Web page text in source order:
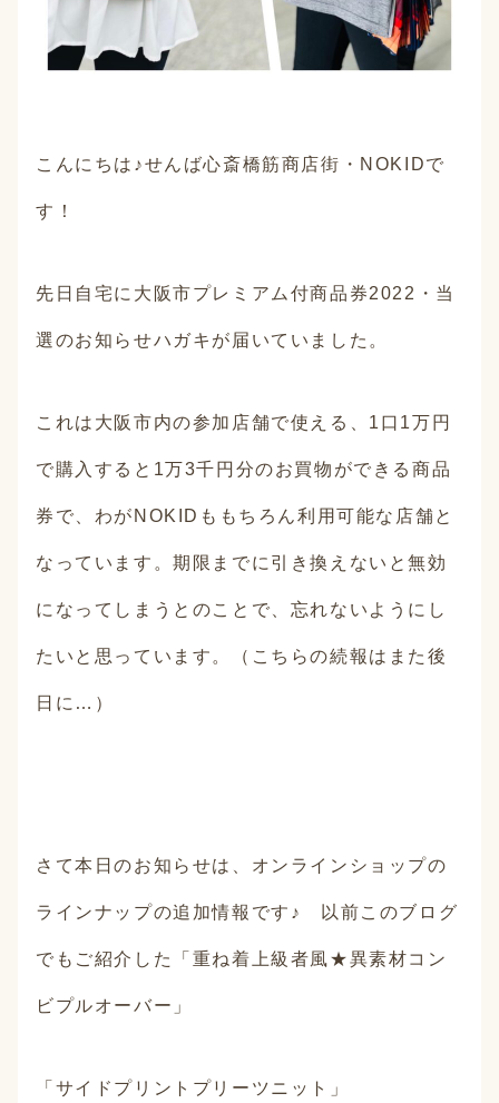
こんにちは♪せんば心斎橋筋商店街・NOKIDで
す！
先日自宅に大阪市プレミアム付商品券2022・当
選のお知らせハガキが届いていました。
これは大阪市内の参加店舗で使える、1口1万円
で購入すると1万3千円分のお買物ができる商品
券で、わがNOKIDももちろん利用可能な店舗と
なっています。期限までに引き換えないと無効
になってしまうとのことで、忘れないようにし
たいと思っています。（こちらの続報はまた後
日に…）
さて本日のお知らせは、オンラインショップの
ラインナップの追加情報です♪ 以前このブログ
でもご紹介した「重ね着上級者風★異素材コン
ビプルオーバー」
「サイドプリントプリーツニット」